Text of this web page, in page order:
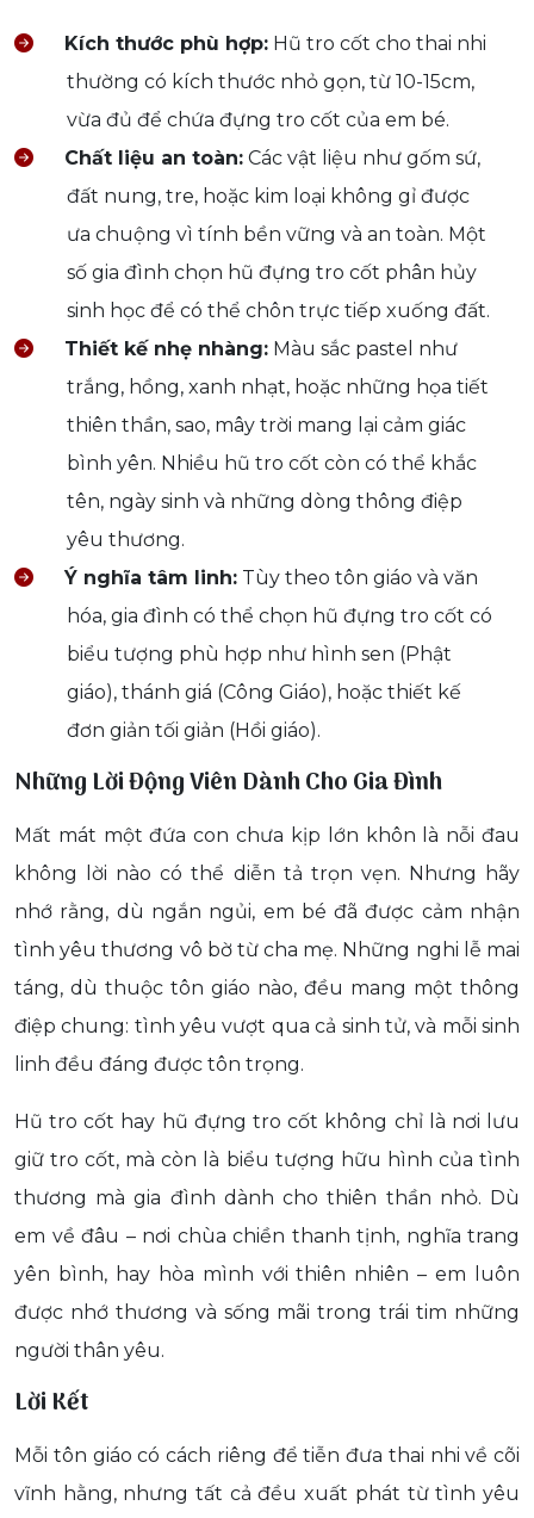
Kích thước phù hợp: Hũ tro cốt cho thai nhi
thường có kích thước nhỏ gọn, từ 10-15cm,
vừa đủ để chứa đựng tro cốt của em bé.
Chất liệu an toàn: Các vật liệu như gốm sứ,
đất nung, tre, hoặc kim loại không gỉ được
ưa chuộng vì tính bền vững và an toàn. Một
số gia đình chọn hũ đựng tro cốt phân hủy
sinh học để có thể chôn trực tiếp xuống đất.
Thiết kế nhẹ nhàng: Màu sắc pastel như
trắng, hồng, xanh nhạt, hoặc những họa tiết
thiên thần, sao, mây trời mang lại cảm giác
bình yên. Nhiều hũ tro cốt còn có thể khắc
tên, ngày sinh và những dòng thông điệp
yêu thương.
Ý nghĩa tâm linh: Tùy theo tôn giáo và văn
hóa, gia đình có thể chọn hũ đựng tro cốt có
biểu tượng phù hợp như hình sen (Phật
giáo), thánh giá (Công Giáo), hoặc thiết kế
đơn giản tối giản (Hồi giáo).
Những Lời Động Viên Dành Cho Gia Đình
Mất mát một đứa con chưa kịp lớn khôn là nỗi đau
không lời nào có thể diễn tả trọn vẹn. Nhưng hãy
nhớ rằng, dù ngắn ngủi, em bé đã được cảm nhận
tình yêu thương vô bờ từ cha mẹ. Những nghi lễ mai
táng, dù thuộc tôn giáo nào, đều mang một thông
điệp chung: tình yêu vượt qua cả sinh tử, và mỗi sinh
linh đều đáng được tôn trọng.
Hũ tro cốt hay hũ đựng tro cốt không chỉ là nơi lưu
giữ tro cốt, mà còn là biểu tượng hữu hình của tình
thương mà gia đình dành cho thiên thần nhỏ. Dù
em về đâu – nơi chùa chiền thanh tịnh, nghĩa trang
yên bình, hay hòa mình với thiên nhiên – em luôn
được nhớ thương và sống mãi trong trái tim những
người thân yêu.
Lời Kết
Mỗi tôn giáo có cách riêng để tiễn đưa thai nhi về cõi
vĩnh hằng, nhưng tất cả đều xuất phát từ tình yêu